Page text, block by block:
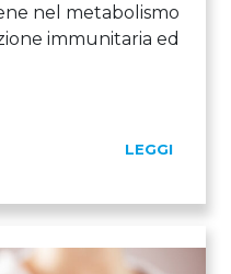
nel metabolismo
immunitaria ed
LEGGI